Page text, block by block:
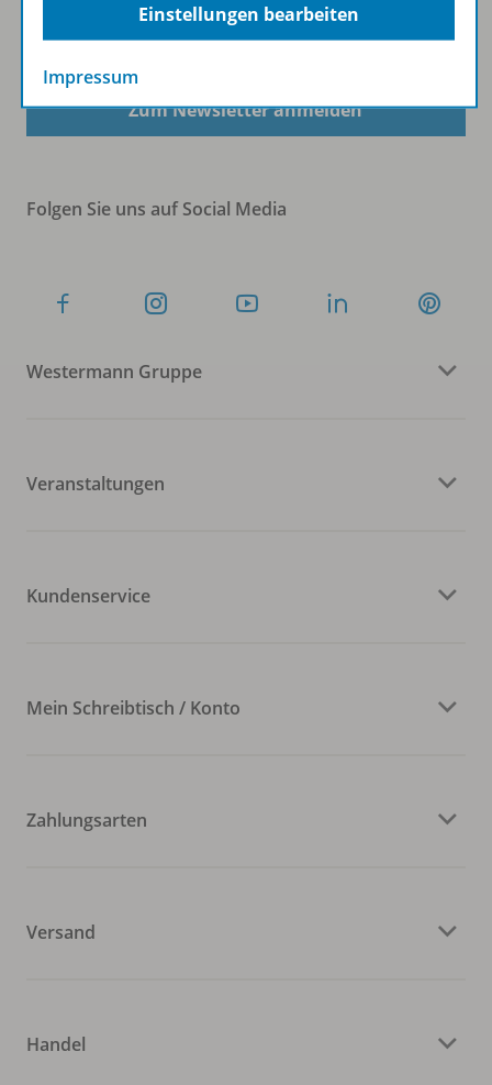
Sofort profitieren
Zum Newsletter anmelden
Folgen Sie uns auf Social Media
Westermann Gruppe
Veranstaltungen
Kundenservice
Mein Schreibtisch / Konto
Zahlungsarten
Versand
Handel
Einstellungen bearbeiten
Impressum